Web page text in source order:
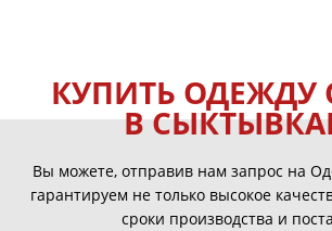
КУПИТЬ ОДЕЖДУ
В
Вы можете, отправив нам запрос на
гарантируем не только высокое
сроки производства и